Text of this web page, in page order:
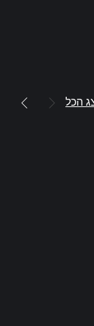
הכל